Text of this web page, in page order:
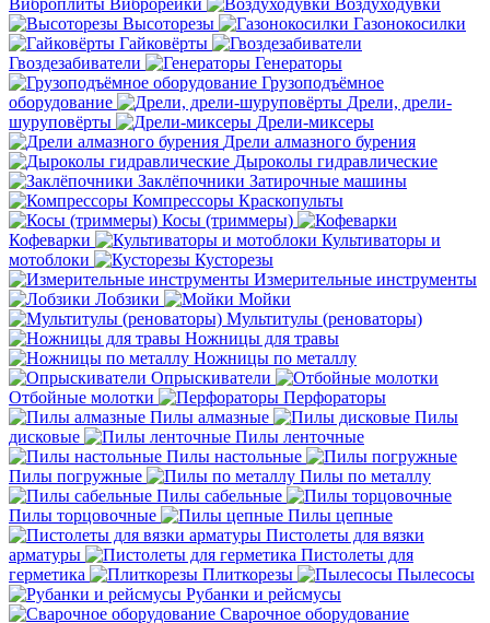
Виброплиты Виброрейки
Воздуходувки
Высоторезы
Газонокосилки
Гайковёрты
Гвоздезабиватели
Генераторы
Грузоподъёмное
оборудование
Дрели, дрели-
шуруповёрты
Дрели-миксеры
Дрели алмазного бурения
Дыроколы гидравлические
Заклёпочники Затирочные машины
Компрессоры Краскопульты
Косы (триммеры)
Кофеварки
Культиваторы и
мотоблоки
Кусторезы
Измерительные инструменты
Лобзики
Мойки
Мультитулы (реноваторы)
Ножницы для травы
Ножницы по металлу
Опрыскиватели
Отбойные молотки
Перфораторы
Пилы алмазные
Пилы
дисковые
Пилы ленточные
Пилы настольные
Пилы погружные
Пилы по металлу
Пилы сабельные
Пилы торцовочные
Пилы цепные
Пистолеты для вязки
арматуры
Пистолеты для
герметика
Плиткорезы
Пылесосы
Рубанки и рейсмусы
Сварочное оборудование